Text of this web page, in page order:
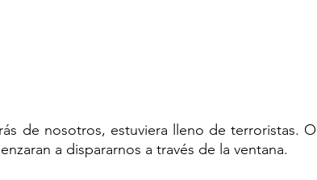
de nosotros, estuviera lleno de terroristas. O
a dispararnos a través de la ventana.